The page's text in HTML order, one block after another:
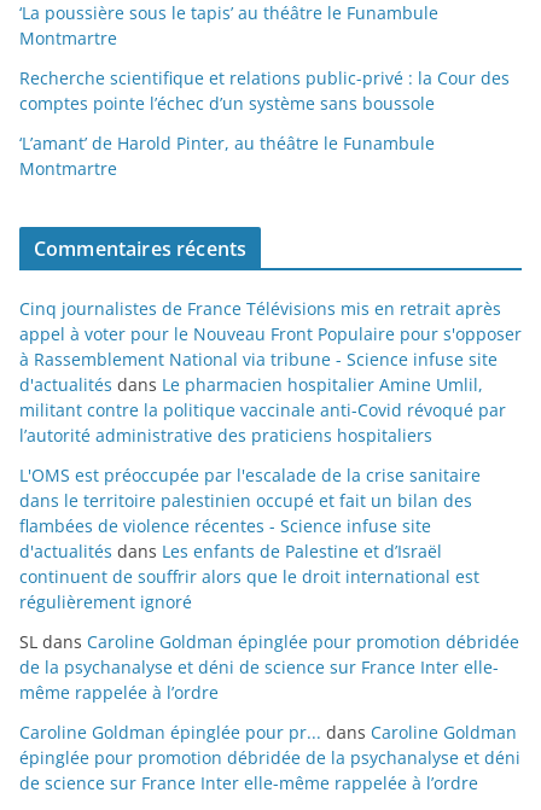
‘La poussière sous le tapis’ au théâtre le Funambule
Montmartre
Recherche scientifique et relations public-privé : la Cour des
comptes pointe l’échec d’un système sans boussole
‘L’amant’ de Harold Pinter, au théâtre le Funambule
Montmartre
Commentaires récents
Cinq journalistes de France Télévisions mis en retrait après
appel à voter pour le Nouveau Front Populaire pour s'opposer
à Rassemblement National via tribune - Science infuse site
d'actualités dans Le pharmacien hospitalier Amine Umlil,
militant contre la politique vaccinale anti-Covid révoqué par
l’autorité administrative des praticiens hospitaliers
L'OMS est préoccupée par l'escalade de la crise sanitaire
dans le territoire palestinien occupé et fait un bilan des
flambées de violence récentes - Science infuse site
d'actualités dans Les enfants de Palestine et d’Israël
continuent de souffrir alors que le droit international est
régulièrement ignoré
SL dans Caroline Goldman épinglée pour promotion débridée
de la psychanalyse et déni de science sur France Inter elle-
même rappelée à l’ordre
Caroline Goldman épinglée pour pr... dans Caroline Goldman
épinglée pour promotion débridée de la psychanalyse et déni
de science sur France Inter elle-même rappelée à l’ordre